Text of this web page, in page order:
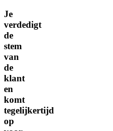
Je
verdedigt
de
stem
van
de
klant
en
komt
tegelijkertijd
op